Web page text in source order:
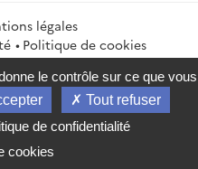
légales
Politique de cookies
Flux RSS
info.gouv.fr
du Trésor
le contrôle sur ce que vous
Tout refuser
de confidentialité
cookies